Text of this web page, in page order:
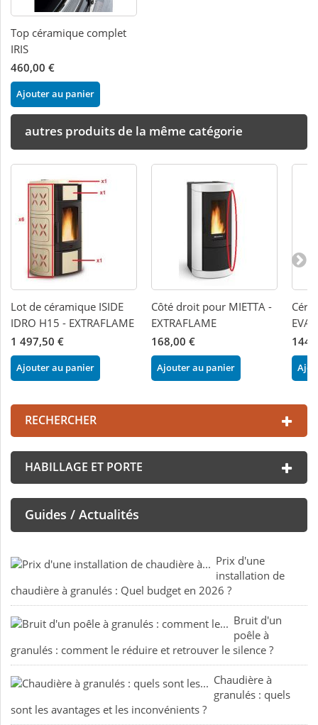
Top céramique complet
IRIS
460,00 €
Ajouter au panier
autres produits de la même catégorie
Lot de céramique ISIDE
IDRO H15 - EXTRAFLAME
1 497,50 €
Ajouter au panier
Côté droit pour MIETTA -
EXTRAFLAME
168,00 €
Ajouter au panier
RECHERCHER
HABILLAGE ET PORTE
Guides / Actualités
Prix d'une
installation de
chaudière à granulés : Quel budget en 2026 ?
Bruit d'un
poêle à
granulés : comment le réduire et retrouver le silence ?
Chaudière à
granulés : quels
sont les avantages et les inconvénients ?